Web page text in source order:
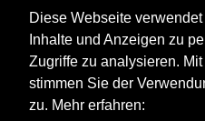
Diese Webseite
Inhalte und Anzeigen zu
Zugriffe zu analysieren.
stimmen Sie der
zu. Mehr erfahren: